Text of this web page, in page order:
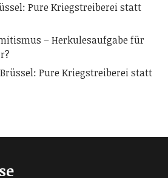
Pure Kriegstreiberei statt
– Herkulesaufgabe für
Brüssel: Pure Kriegstreiberei statt